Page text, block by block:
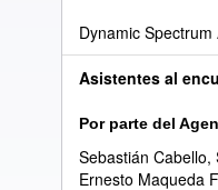
Dynamic Spectrum
Asistentes al
Por parte del
Sebastián Cabello,
Ernesto Maqueda